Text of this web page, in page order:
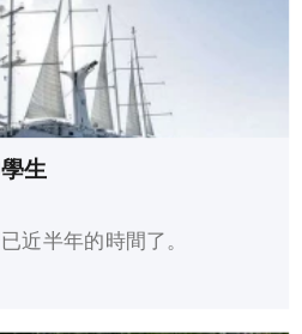
生
近半年的時間了。